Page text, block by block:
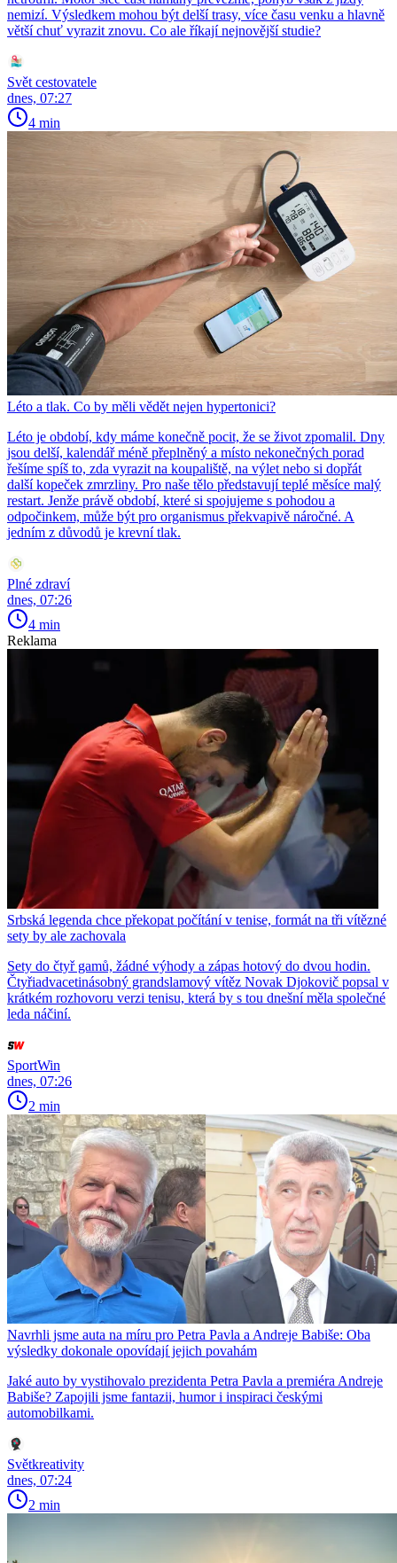
nemizí. Výsledkem mohou být delší trasy, více času venku a hlavně
větší chuť vyrazit znovu. Co ale říkají nejnovější studie?
Svět cestovatele
dnes, 07:27
4 min
Léto a tlak. Co by měli vědět nejen hypertonici?
Léto je období, kdy máme konečně pocit, že se život zpomalil. Dny
jsou delší, kalendář méně přeplněný a místo nekonečných porad
řešíme spíš to, zda vyrazit na koupaliště, na výlet nebo si dopřát
další kopeček zmrzliny. Pro naše tělo představují teplé měsíce malý
restart. Jenže právě období, které si spojujeme s pohodou a
odpočinkem, může být pro organismus překvapivě náročné. A
jedním z důvodů je krevní tlak.
Plné zdraví
dnes, 07:26
4 min
Reklama
Srbská legenda chce překopat počítání v tenise, formát na tři vítězné
sety by ale zachovala
Sety do čtyř gamů, žádné výhody a zápas hotový do dvou hodin.
Čtyřiadvacetinásobný grandslamový vítěz Novak Djokovič popsal v
krátkém rozhovoru verzi tenisu, která by s tou dnešní měla společné
leda náčiní.
SportWin
dnes, 07:26
2 min
Navrhli jsme auta na míru pro Petra Pavla a Andreje Babiše: Oba
výsledky dokonale opovídají jejich povahám
Jaké auto by vystihovalo prezidenta Petra Pavla a premiéra Andreje
Babiše? Zapojili jsme fantazii, humor i inspiraci českými
automobilkami.
Světkreativity
dnes, 07:24
2 min